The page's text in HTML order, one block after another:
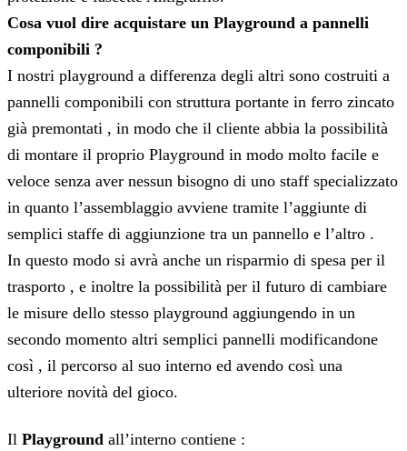
Cosa vuol dire acquistare un Playground a pannelli
componibili ?
I nostri playground a differenza degli altri sono costruiti a
pannelli componibili con struttura portante in ferro zincato
già premontati , in modo che il cliente abbia la possibilità
di montare il proprio Playground in modo molto facile e
veloce senza aver nessun bisogno di uno staff specializzato
in quanto l’assemblaggio avviene tramite l’aggiunte di
semplici staffe di aggiunzione tra un pannello e l’altro .
In questo modo si avrà anche un risparmio di spesa per il
trasporto , e inoltre la possibilità per il futuro di cambiare
le misure dello stesso playground aggiungendo in un
secondo momento altri semplici pannelli modificandone
così , il percorso al suo interno ed avendo così una
ulteriore novità del gioco.
Il Playground all’interno contiene :